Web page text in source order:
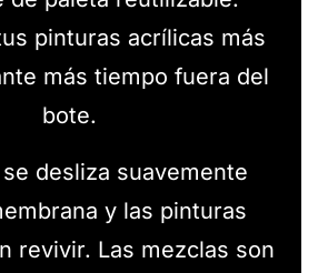
pinturas acrílicas más
más tiempo fuera del
bote.
desliza suavemente
y las pinturas
revivir. Las mezclas son